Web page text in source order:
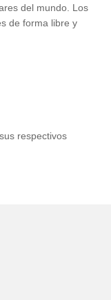
del mundo. Los
de forma libre y
respectivos